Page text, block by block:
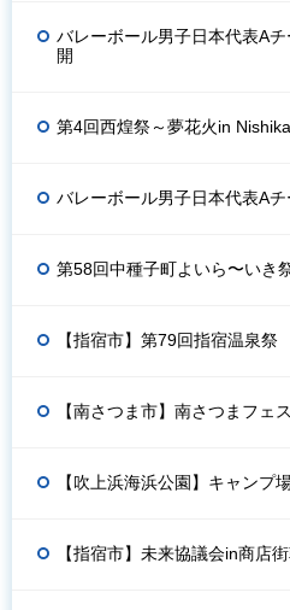
バレーボール男子日本代表A
開
第4回西煌祭～夢花火in
バレーボール男子日本代表A
第58回中種子町よいら〜いき
【指宿市】第79回指宿温泉祭
【南さつま市】南さつまフェ
【吹上浜海浜公園】キャンプ
【指宿市】未来協議会in商店